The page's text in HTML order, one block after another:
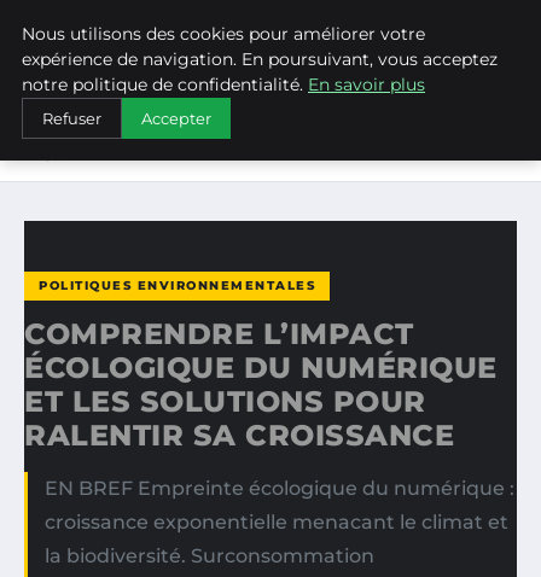
WEARECLIMATECONTROL
ACCUEIL
POLITIQUES ENVIRONNEMENTALES
COMPRENDRE L’IMPACT ÉCOLOGIQUE DU NUMÉRIQUE ET
POLITIQUES ENVIRONNEMENTALES
COMPRENDRE L’IMPACT
ÉCOLOGIQUE DU NUMÉRIQUE
ET LES SOLUTIONS POUR
RALENTIR SA CROISSANCE
EN BREF Empreinte écologique du numérique :
croissance exponentielle menacant le climat et
la biodiversité. Surconsommation
Nous utilisons des cookies pour améliorer votre
expérience de navigation. En poursuivant, vous acceptez
notre politique de confidentialité. En savoir plus
Refuser Accepter